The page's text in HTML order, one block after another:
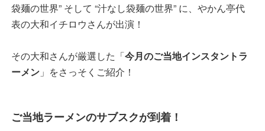
袋麺の世界” そして “汁なし袋麺の世界” に、やかん亭代
表の大和イチロウさんが出演！
その大和さんが厳選した「今月のご当地インスタントラ
ーメン 」をさっそくご紹介！
ご当地ラーメンのサブスクが到着！